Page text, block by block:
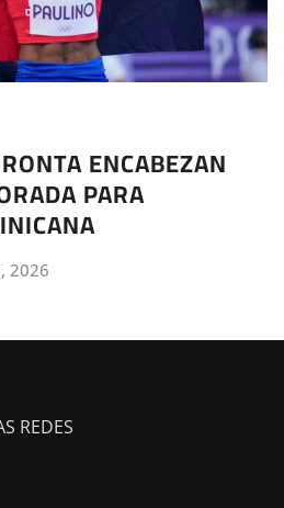
ENCABEZAN
PARA
2026
REDES